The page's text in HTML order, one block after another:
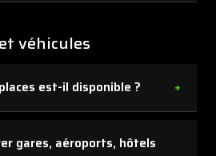
et les invités qui attendent un
et plus fluide.
véhicules
est-il disponible ?
et les trajets avec bagages.
gares, aéroports, hôtels